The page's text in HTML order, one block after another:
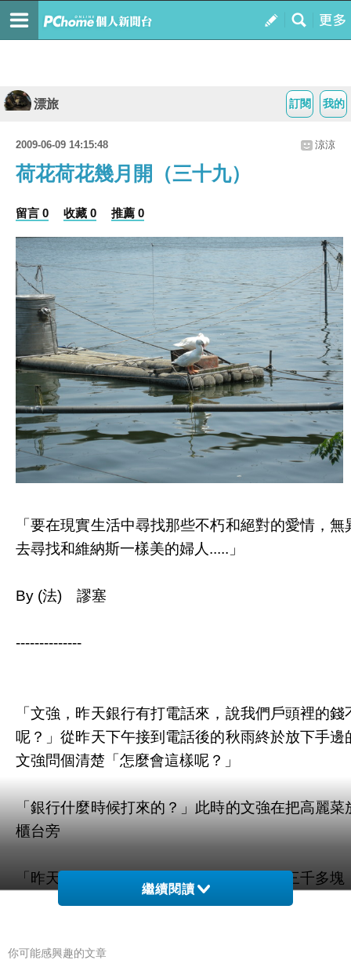
我的
訂閱
漂旅
2009-06-09 14:15:48 涼涼
荷花荷花幾月開（三十九）
留言 0 收藏 0 推薦 0
「要在現實生活中尋找那些不朽和絕對的愛情，
去尋找和維納斯一樣美的婦人.....」
By (法) 謬塞
--------------
「文強，昨天銀行有打電話來，說我們戶頭裡的
呢？」從昨天下午接到電話後的秋雨終於放下手邊
文強問個清楚「怎麼會這樣呢？」
「銀行什麼時候打來的？」此時的文強在把高麗
櫃台旁
「昨天下午呀，銀行說我們的存款只剩下三千多
幾天盡快把錢存進去。」一向都不清楚家裡的財
沒想到會是到連貸款也會付不出來。
繼續閱讀
你可能感興趣的文章